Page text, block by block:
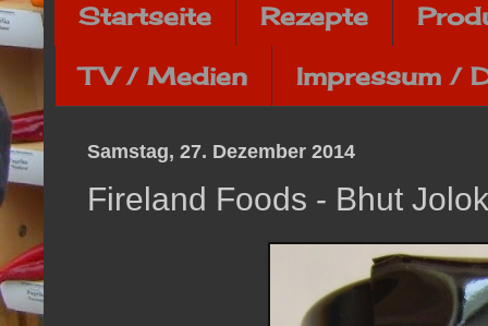
Startseite Rezepte
TV / Medien Impressum /
Samstag, 27. Dezember 2014
Fireland Foods - Bhut